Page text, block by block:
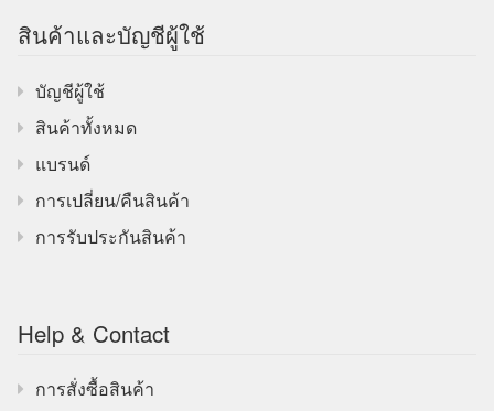
สินค้าและบัญชีผู้ใช้
บัญชีผู้ใช้
สินค้าทั้งหมด
แบรนด์
การเปลี่ยน/คืนสินค้า
การรับประกันสินค้า
Help & Contact
การสั่งซื้อสินค้า